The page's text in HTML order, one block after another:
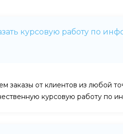
курсовую работу по
заказы от клиентов из любой
курсовую работу по